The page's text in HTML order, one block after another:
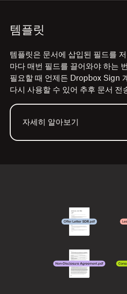
템플릿
템플릿은 문서에 삽입된 필드를
마다 매번 필드를 끌어와야 하는
필요할 때 언제든 Dropbox Sign
다시 사용할 수 있어 추후 문서 전
자세히 알아보기